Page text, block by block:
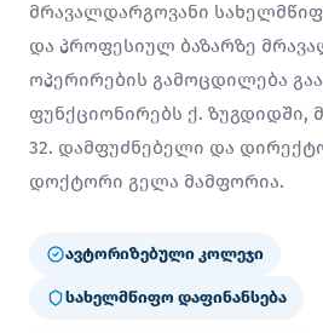
მრავალდარგოვანი
და პროფესიულ ბაზარზე
ოპერირების გამოცდილება
ფუნქციონირებს ქ. ზუგდიდში,
32. დამფუძნებელი და
დოქტორი გელა მამფორია.
ავტორიზებული კოლეჯი
სახელმწიფო დაფინანსება